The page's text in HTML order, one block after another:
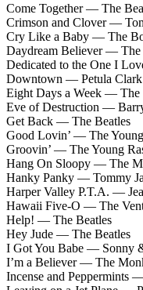
Come Together — The
Crimson and Clover —
Cry Like a Baby — The
Daydream Believer — The
Dedicated to the One I
Downtown — Petula Clark
Eight Days a Week — The
Eve of Destruction —
Get Back — The Beatles
Good Lovin’ — The
Groovin’ — The Young
Hang On Sloopy — The
Hanky Panky — Tommy
Harper Valley P.T.A. —
Hawaii Five-O — The
Help! — The Beatles
Hey Jude — The Beatles
I Got You Babe — Sonny
I’m a Believer — The
Incense and Peppermints